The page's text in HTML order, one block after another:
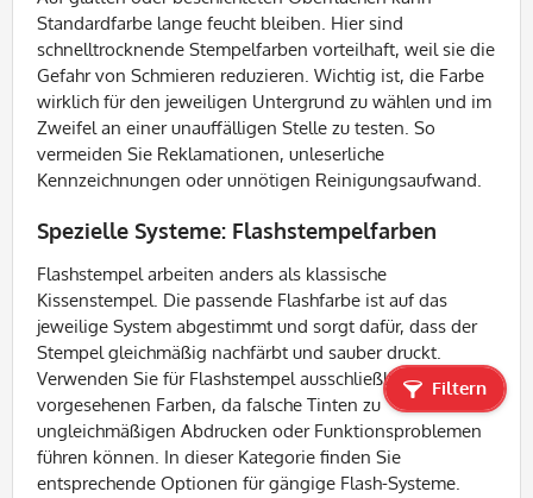
Filtern
Standardfarbe lange feucht bleiben. Hier sind
schnelltrocknende Stempelfarben vorteilhaft, weil sie die
Gefahr von Schmieren reduzieren. Wichtig ist, die Farbe
wirklich für den jeweiligen Untergrund zu wählen und im
Zweifel an einer unauffälligen Stelle zu testen. So
vermeiden Sie Reklamationen, unleserliche
Kennzeichnungen oder unnötigen Reinigungsaufwand.
Spezielle Systeme: Flashstempelfarben
Flashstempel arbeiten anders als klassische
Kissenstempel. Die passende Flashfarbe ist auf das
jeweilige System abgestimmt und sorgt dafür, dass der
Stempel gleichmäßig nachfärbt und sauber druckt.
Verwenden Sie für Flashstempel ausschließlich die dafür
vorgesehenen Farben, da falsche Tinten zu
ungleichmäßigen Abdrucken oder Funktionsproblemen
führen können. In dieser Kategorie finden Sie
entsprechende Optionen für gängige Flash-Systeme.